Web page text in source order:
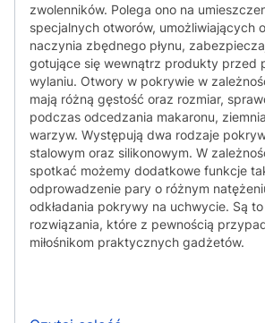
zwolenników. Polega ono na
specjalnych otworów, umożliwiających
naczynia zbędnego płynu,
gotujące się wewnątrz produkty przed
wylaniu. Otwory w pokrywie w
mają różną gęstość oraz rozmiar,
podczas odcedzania makaronu,
warzyw. Występują dwa rodzaje
stalowym oraz silikonowym. W
spotkać możemy dodatkowe funkcje
odprowadzenie pary o różnym
odkładania pokrywy na uchwycie. Są
rozwiązania, które z pewnością
miłośnikom praktycznych gadżetów.